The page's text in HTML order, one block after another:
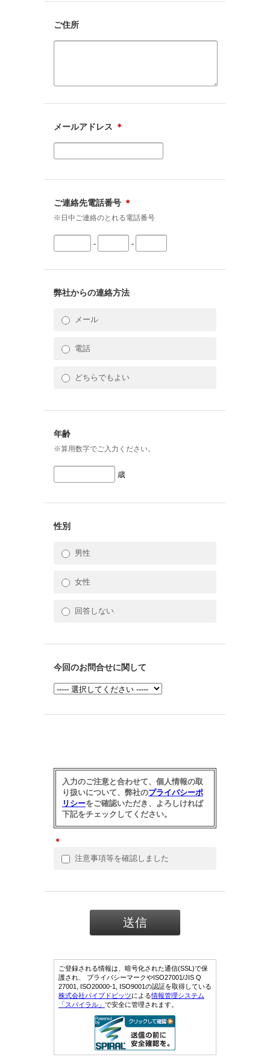
ご住所
メールアドレス ＊
ご連絡先電話番号 ＊
※日中ご連絡のとれる電話番号
- -
弊社からの連絡方法
メール
電話
どちらでもよい
年齢
※算用数字でご入力ください。
歳
性別
男性
女性
回答しない
今回のお問合せに関して
入力のご注意と合わせて、個人情報の取
り扱いについて、弊社のプライバシーポ
リシーをご確認いただき、よろしければ
下記をチェックしてください。
＊
注意事項等を確認しました
ご登録される情報は、暗号化された通信(SSL)で保
護され、 プライバシーマークやISO27001/JIS Q
27001, ISO20000-1, ISO9001の認証を取得している
株式会社パイプドビッツによる情報管理システム
「スパイラル」 で安全に管理されます。